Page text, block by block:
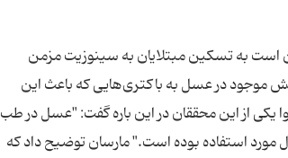
است به تسکین مبتلایان به سینوزیت مزمن
در عسل به باکتری‌هایی که باعث این
یکی از این محققان در این باره گفت: "عسل در طب
استفاده بوده است." مارسان توضیح داد که